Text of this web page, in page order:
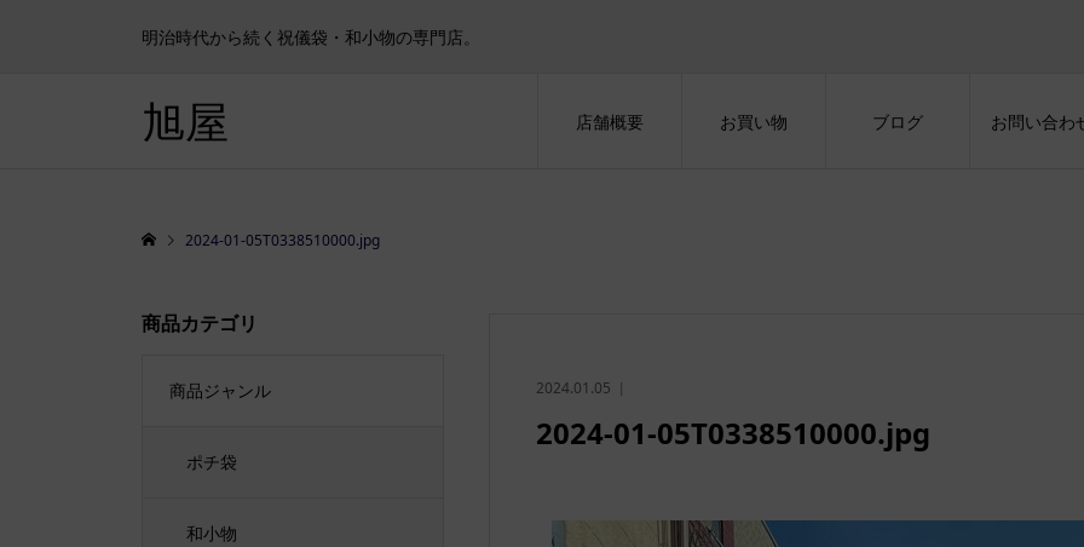
明治時代から続く祝儀袋・和小物の専門店。
旭屋 店舗概要 お買い物 ブログ お問い合わ
2024-01-05T0338510000.jpg
2024.01.05
2024-01-05T0338510000.jpg
商品カテゴリ
商品ジャンル
ポチ袋
和小物